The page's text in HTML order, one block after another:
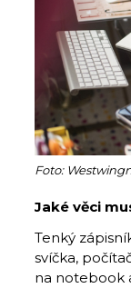
Foto:
Jaké věci
Tenký
svíčka,
na notebook